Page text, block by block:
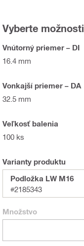
Vyberte možnosti
Vnútorný priemer – DI
16.4 mm
Vonkajší priemer – DA
32.5 mm
Veľkosť balenia
100 ks
Varianty produktu
Podložka LW M16
#2185343
Množstvo